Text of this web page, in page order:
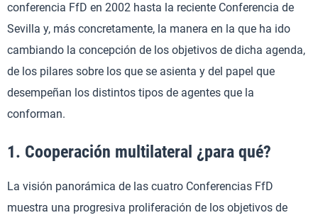
conferencia FfD en 2002 hasta la reciente Conferencia de
Sevilla y, más concretamente, la manera en la que ha ido
cambiando la concepción de los objetivos de dicha agenda,
de los pilares sobre los que se asienta y del papel que
desempeñan los distintos tipos de agentes que la
conforman.
1. Cooperación multilateral ¿para qué?
La visión panorámica de las cuatro Conferencias FfD
muestra una progresiva proliferación de los objetivos de